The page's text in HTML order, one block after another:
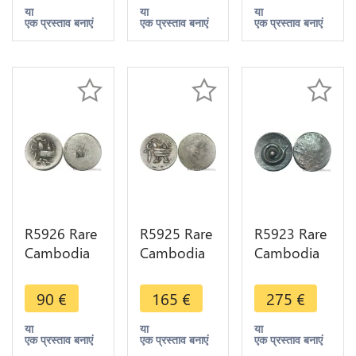
ND 1847
Rooster
>M offer
या
एक प्रस्ताव बनाएं
ND 1847
Rooster
>M offer
या
एक प्रस्ताव बनाएं
ND 1847
Rooster
>M offer
या
एक प्रस्ताव बनाएं
R5926 Rare
Cambodia
Fuang
Norodom I
ND 1847
Rooster
90 €
या
एक प्रस्ताव बनाएं
R5925 Rare
Cambodia
Fuang
Norodom I
ND 1847
Rooster
165 €
या
एक प्रस्ताव बनाएं
R5923 Rare
Cambodia
Ang Duong
ND 1847
Lotus
flower
275 €
या
एक प्रस्ताव बनाएं